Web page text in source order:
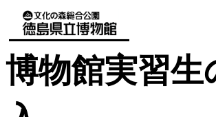
博物館実習生